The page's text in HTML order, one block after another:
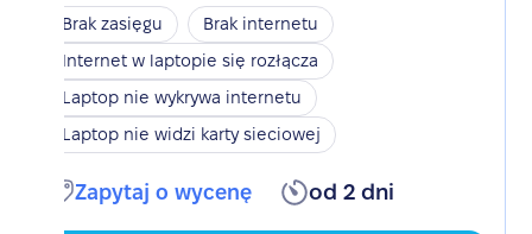
Brak zasięgu
Brak internetu
Internet w laptopie się rozłącza
Laptop nie wykrywa internetu
Laptop nie widzi karty sieciowej
Zapytaj o wycenę od 2 dni